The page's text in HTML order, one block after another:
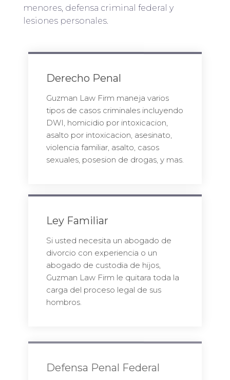
menores, defensa criminal federal y
lesiones personales.
Derecho Penal
Guzman Law Firm maneja varios
tipos de casos criminales incluyendo
DWI, homicidio por intoxicacion,
asalto por intoxicacion, asesinato,
violencia familiar, asalto, casos
sexuales, posesion de drogas, y mas.
Ley Familiar
Si usted necesita un abogado de
divorcio con experiencia o un
abogado de custodia de hijos,
Guzman Law Firm le quitara toda la
carga del proceso legal de sus
hombros.
Defensa Penal Federal